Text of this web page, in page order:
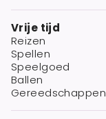
Vrije tijd
Reizen
Spellen
Speelgoed
Ballen
Gereedschappen